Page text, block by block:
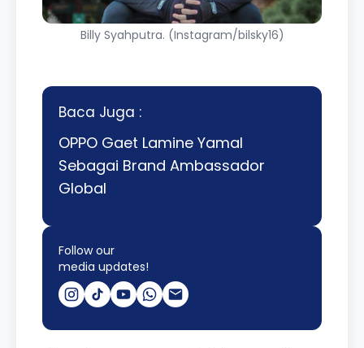
Billy Syahputra. (Instagram/bilsky16)
Baca Juga :
OPPO Gaet Lamine Yamal
Sebagai Brand Ambassador
Global
Follow our
media updates!